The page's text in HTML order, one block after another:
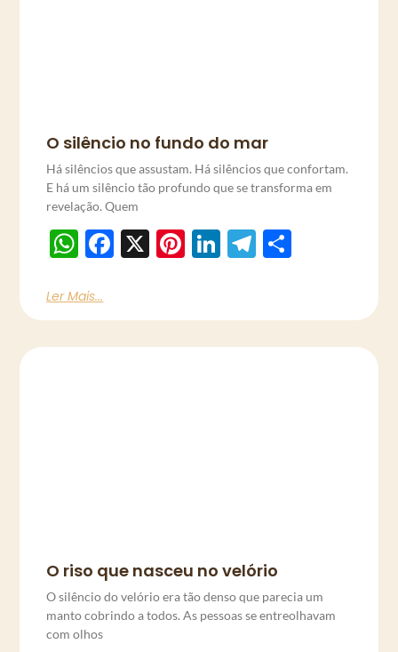
O silêncio no fundo do mar
Há silêncios que assustam. Há silêncios que confortam.
E há um silêncio tão profundo que se transforma em
revelação. Quem
WhatsApp
Facebook
X Pinterest
LinkedIn
Telegram
Ler Mais...
O riso que nasceu no velório
O silêncio do velório era tão denso que parecia um
manto cobrindo a todos. As pessoas se entreolhavam
com olhos